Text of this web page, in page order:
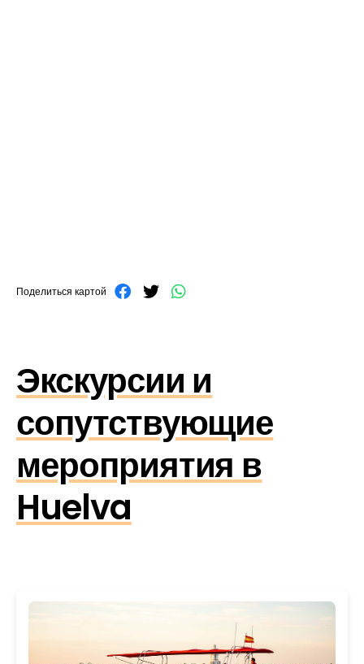
Поделиться картой
Экскурсии и
сопутствующие
мероприятия в
Huelva